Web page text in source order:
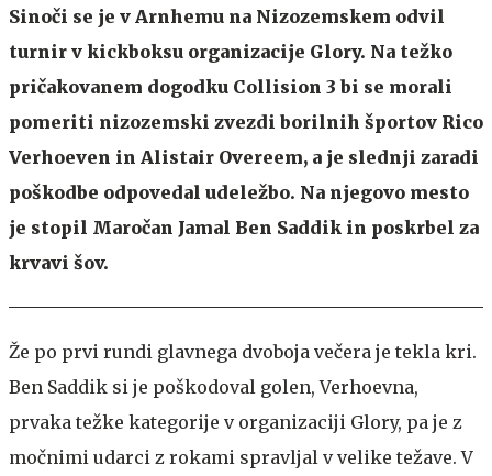
Sinoči se je v Arnhemu na Nizozemskem odvil
turnir v kickboksu organizacije Glory. Na težko
pričakovanem dogodku Collision 3 bi se morali
pomeriti nizozemski zvezdi borilnih športov Rico
Verhoeven in Alistair Overeem, a je slednji zaradi
poškodbe odpovedal udeležbo. Na njegovo mesto
je stopil Maročan Jamal Ben Saddik in poskrbel za
krvavi šov.
Že po prvi rundi glavnega dvoboja večera je tekla kri.
Ben Saddik si je poškodoval golen, Verhoevna,
prvaka težke kategorije v organizaciji Glory, pa je z
močnimi udarci z rokami spravljal v velike težave. V